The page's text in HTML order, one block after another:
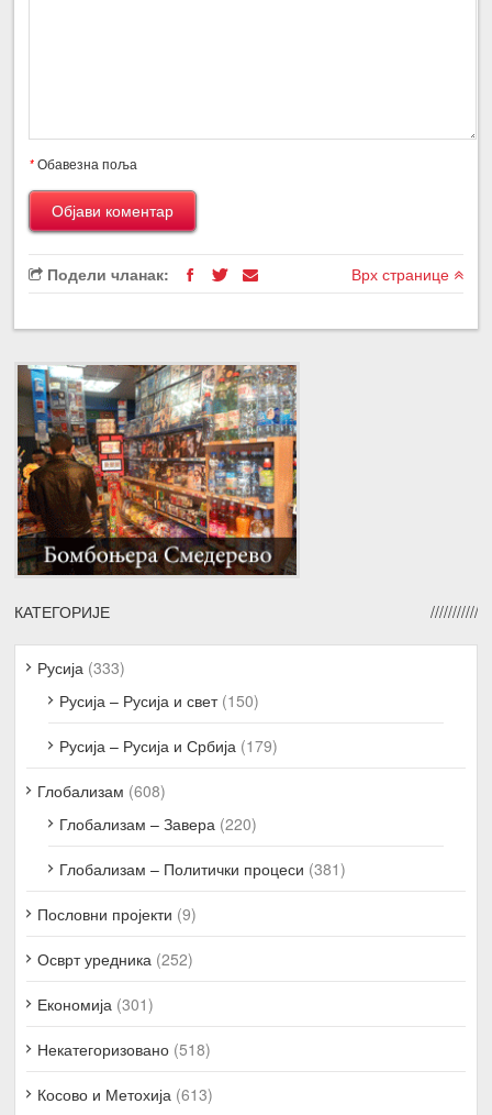
*Обавезна поља
Подели чланак: Врх странице
КАТЕГОРИЈЕ
Русија (333)
Русија – Русија и свет(150)
Русија – Русија и Србија (179)
Глобализам (608)
Глобализам – Завера (220)
Глобализам – Политички процеси (381)
Пословни пројекти (9)
Осврт уредника (252)
Економија (301)
Некатегоризовано (518)
Косово и Метохија (613)